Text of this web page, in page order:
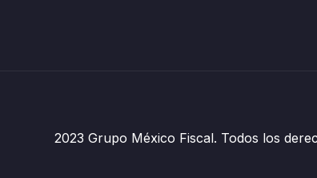
2023 Grupo México Fiscal. Todos los